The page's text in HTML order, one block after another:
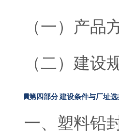
（一）产品
（二）建设
第四部分 建设条件与厂址
一、塑料铅